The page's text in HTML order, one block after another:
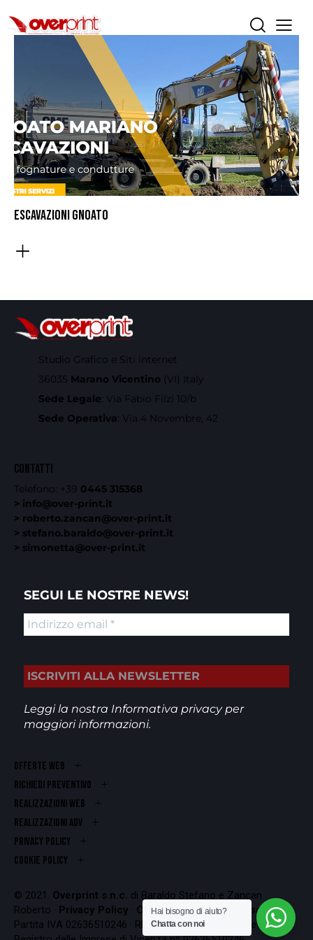
ESCAVAZIONI GNOATO
Studio Grafico e Siti internet
36035 Marano Vicentino (VI) Italy
Sede Legale: Via Fabio Filzi 10/b
Sede Operativa: Via 4 Novembre, 42
CONTATTI
Telefono: +39 0445 315368
> info@over-print.it
> roberto.zancan@over-print.it
> stefano.baraldo@over-print.it
> simonetta@over-print.it
SEGUI LE NOSTRE NEWS!
Leggi la nostra Informativa privacyper
maggiori informazioni.
OFFERTE WEB
RICHIEDI PREVENTIVO
REALIZZAZIONI WEB
Realizzazioni ADV
PRIVACY POLICY
COOKIE POLICY
© 2021. Overprint s.n.c. di Baraldo Stefano e Zancan
Roberto · Privacy Policy · Cookie Policy Codice Fiscale e
Partita IVA 02636510246 · REA VI-262407 · Iscrizione al
Hai bisogno di aiuto?
Chatta con noi